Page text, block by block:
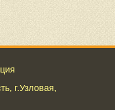
г.Узловая,